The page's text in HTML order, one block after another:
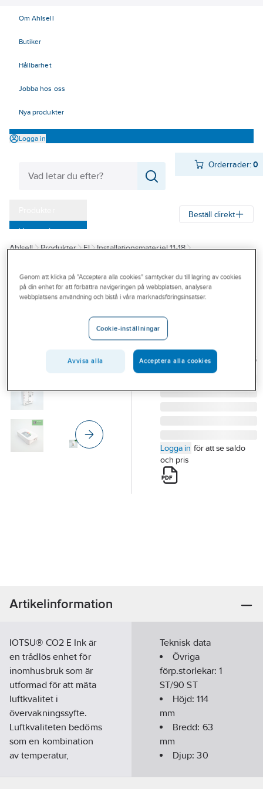
Om Ahlsell
Butiker
Hållbarhet
Jobba hos oss
Nya produkter
Logga in
Orderrader:0
Varumärken
Kampanjer
Outlet
Branscher
Beställ direkt
Ahlsell Produkter El
Installationsmateriel 11-18
SMALL DATA GARDEN
IOTSU CO2 E Ink
IOTSU® CO2 E INK
FOR LORAWAN®
IOTSU L3 AQ05 EPD01
Artikelnummer:
98360306
30006
Logga in för att se saldo
och pris
Artikelinformation
IOTSU® CO2 E Ink är
en trådlös enhet för
inomhusbruk som är
utformad för att mäta
luftkvalitet i
övervakningssyfte.
Luftkvaliteten bedöms
som en kombination
av temperatur,
Teknisk data
Övriga
förp.storlekar:1
ST/90 ST
Höjd:114
mm
Bredd: 63
mm
Djup:30
Genom att klicka på "Acceptera alla cookies" samtycker du till lagring av cookies
på din enhet för att förbättra navigeringen på webbplatsen, analysera
webbplatsens användning och bistå i våra marknadsföringsinsatser.
Cookie-inställningar
Avvisa alla Acceptera alla cookies